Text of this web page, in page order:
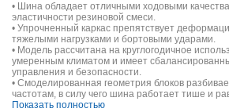
• Шина обладает отличными ходовыми
эластичности резиновой смеси.
• Упрочненный каркас препятствует
тяжелыми нагрузками и бортовыми ударами.
• Модель рассчитана на круглогодичное
умеренным климатом и имеет
управления и безопасности.
• Смоделированная геометрия блоков
частотам, в силу чего шина работает тише и
Показать полностью